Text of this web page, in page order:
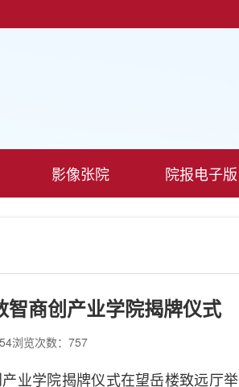
影像张院 院报电子版
商创产业学院揭牌仪式
浏览次数：757
业学院揭牌仪式在望岳楼致远厅举